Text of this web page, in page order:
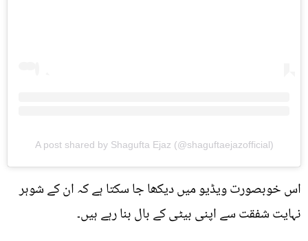
A post shared by Shagufta Ejaz (@shaguftaejazofficial)
اس خوبصورت ویڈیو میں دیکھا جا سکتا ہے کہ ان کے شوہر
نہایت شفقت سے اپنی بیٹی کے بال بنا رہے ہیں۔